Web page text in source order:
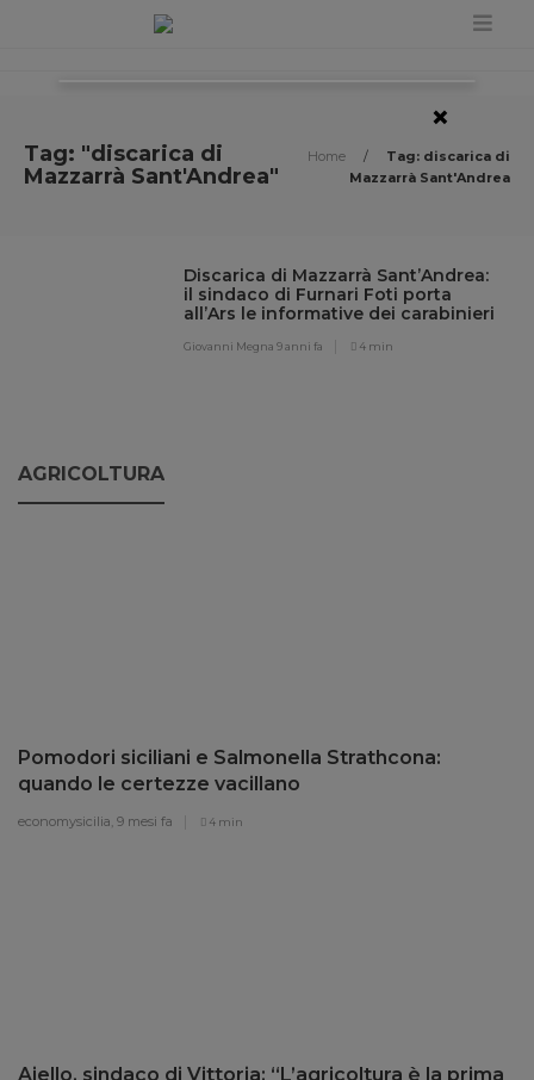
Tag: "discarica di
Mazzarrà Sant'Andrea"
Home /
Tag: discarica di
Mazzarrà Sant'Andrea
Discarica di Mazzarrà Sant’Andrea:
il sindaco di Furnari Foti porta
all’Ars le informative dei carabinieri
Giovanni Megna9 anni fa 4 min
AGRICOLTURA
Pomodori siciliani e Salmonella Strathcona:
quando le certezze vacillano
economysicilia, 9 mesi fa 4 min
Aiello, sindaco di Vittoria: “L’agricoltura è la prima
×